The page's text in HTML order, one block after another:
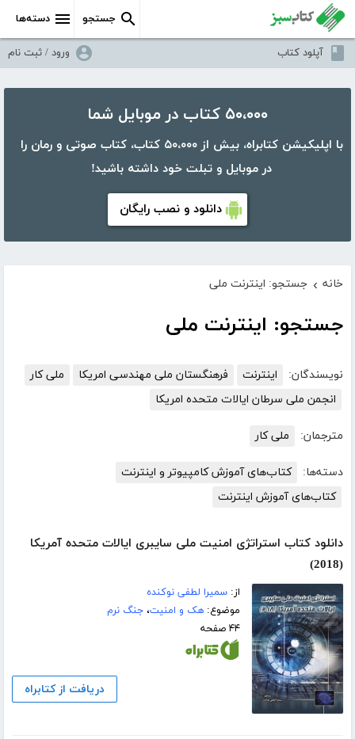
دسته‌ها جستجو
آپلود کتاب ورود / ثبت نام
۵۰،۰۰۰ کتاب در موبایل شما
با اپلیکیشن کتابراه، بیش از ۵۰،۰۰۰ کتاب، کتاب صوتی و رمان را
در موبایل و تبلت خود داشته باشید!
دانلود و نصب رایگان
خانه › جستجو: اینترنت ملی
جستجو: اینترنت ملی
نویسندگان: اینترنت فرهنگستان ملی مهندسی امریکا
ملی کار
انجمن ملی سرطان ایالات متحده امریکا
مترجمان: ملی کار
دسته‌ها:
کتاب‌های آموزش کامپیوتر و اینترنت
کتاب‌های آموزش اینترنت
دانلود کتاب استراتژی امنیت ملی سایبری ایالات متحده آمریکا
(2018)
از:سمیرا لطفی نوکنده
موضوع:هک و امنیت،جنگ نرم
۴۴ صفحه
دریافت از کتابراه